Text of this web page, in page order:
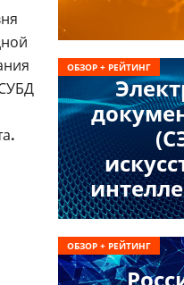
.
ОБЗОР + РЕЙТИНГ
ОБЗОР + РЕЙТИНГ